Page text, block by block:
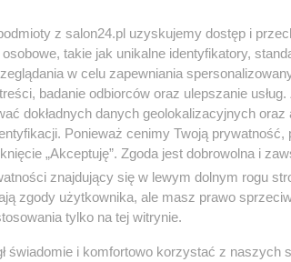
z salon24.pl uzyskujemy dostęp i
takie jak unikalne identyfikatory,
w celu zapewniania
badanie odbiorców oraz ulepszanie usług.
dokładnych danych geolokalizacyjnych oraz
Ponieważ cenimy Twoją prywatność,
„Akceptuję”. Zgoda jest dobrowolna i
znajdujący się w lewym dolnym rogu
zgody użytkownika, ale masz prawo
tylko na tej witrynie.
świadomie i komfortowo korzystać z naszych